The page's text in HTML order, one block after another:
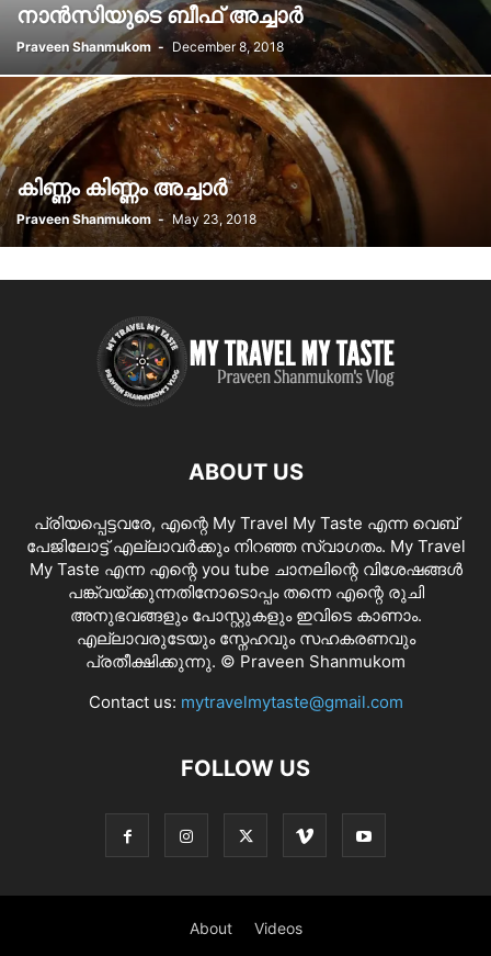
നാൻസിയുടെ ബീഫ് അച്ചാർ
Praveen Shanmukom - December 8, 2018
കിണ്ണം കിണ്ണം അച്ചാർ
Praveen Shanmukom - May 23, 2018
ABOUT US
പ്രിയപ്പെട്ടവരേ, എന്റെ My Travel My Taste എന്ന വെബ്
പേജിലോട്ട് എല്ലാവർക്കും നിറഞ്ഞ സ്വാഗതം. My Travel
My Taste എന്ന എന്റെ you tube ചാനലിന്റെ വിശേഷങ്ങൾ
പങ്ക്വയ്ക്കുന്നതിനോടൊപ്പം തന്നെ എന്റെ രുചി
അനുഭവങ്ങളും പോസ്റ്റുകളും ഇവിടെ കാണാം.
എല്ലാവരുടേയും സ്നേഹവും സഹകരണവും
പ്രതീക്ഷിക്കുന്നു. © Praveen Shanmukom
Contact us: mytravelmytaste@gmail.com
FOLLOW US
About Videos